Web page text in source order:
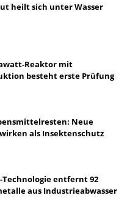
heilt sich unter Wasser
Reaktor mit
besteht erste Prüfung
Neue
als Insektenschutz
entfernt 92
aus Industrieabwasser